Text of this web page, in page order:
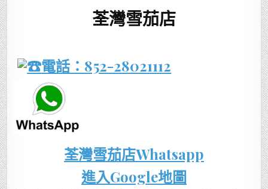
荃灣雪茄店
電話：852-28021112
荃灣雪茄店Whatsapp
進入Google地圖